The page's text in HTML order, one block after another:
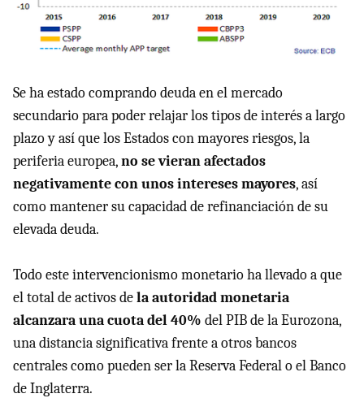
Se ha estado comprando deuda en el mercado
secundario para poder relajar los tipos de interés a largo
plazo y así que los Estados con mayores riesgos, la
periferia europea,no se vieran afectados
negativamente con unos intereses mayores, así
como mantener su capacidad de refinanciación de su
elevada deuda.
Todo este intervencionismo monetario ha llevado a que
el total de activos dela autoridad monetaria
alcanzara una cuota del 40% del PIB de la Eurozona,
una distancia significativa frente a otros bancos
centrales como pueden ser la Reserva Federal o el Banco
de Inglaterra.